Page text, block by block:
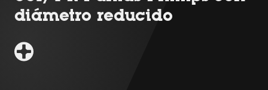
diámetro reducido